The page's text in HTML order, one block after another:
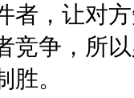
者，让对
竞争，所
制胜。